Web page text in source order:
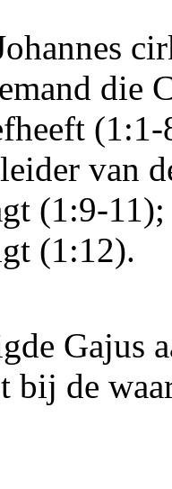
die
van
(1:9-
(1:12).
Gajus
bij de